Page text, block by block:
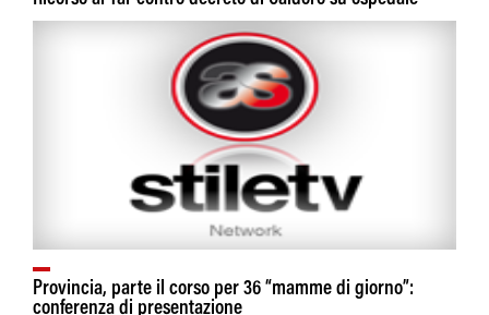
Provincia, parte il corso per 36 “mamme di giorno”:
conferenza di presentazione